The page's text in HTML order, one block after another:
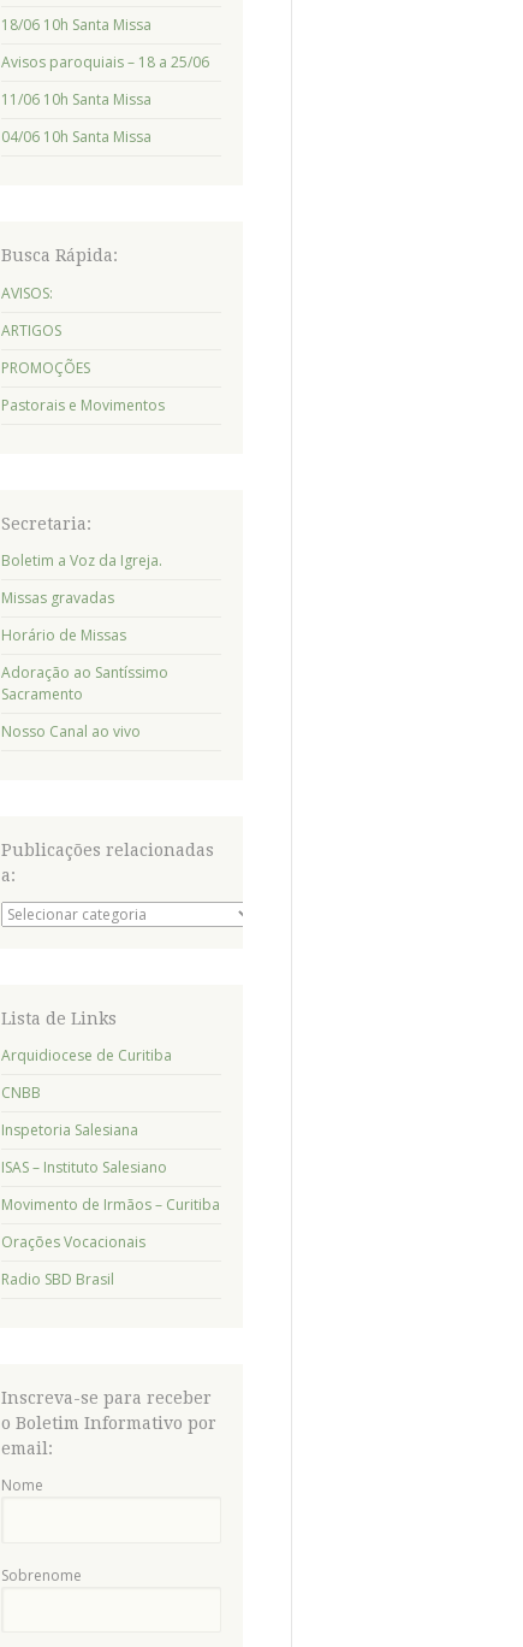
18/06 10h Santa Missa
Avisos paroquiais – 18 a 25/06
11/06 10h Santa Missa
04/06 10h Santa Missa
Busca Rápida:
AVISOS:
ARTIGOS
PROMOÇÕES
Pastorais e Movimentos
Secretaria:
Boletim a Voz da Igreja.
Missas gravadas
Horário de Missas
Adoração ao Santíssimo
Sacramento
Nosso Canal ao vivo
Publicações relacionadas
a:
Publicações
relacionadas
Lista de Links
Arquidiocese de Curitiba
CNBB
Inspetoria Salesiana
ISAS – Instituto Salesiano
Movimento de Irmãos – Curitiba
Orações Vocacionais
Radio SBD Brasil
Inscreva-se para receber
o Boletim Informativo por
email:
Nome
Sobrenome